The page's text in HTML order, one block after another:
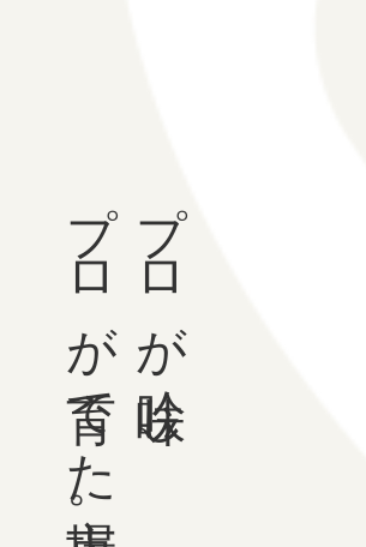
プロが吟味し、
プロが育てた市場。